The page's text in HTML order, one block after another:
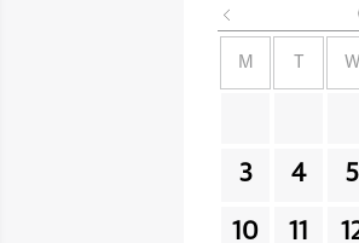
M W
3 4 5
10 11